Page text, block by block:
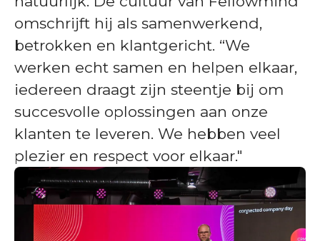
omschrijft hij als samenwerkend,
betrokken en klantgericht. “We
werken echt samen en helpen elkaar,
iedereen draagt zijn steentje bij om
succesvolle oplossingen aan onze
klanten te leveren. We hebben veel
plezier en respect voor elkaar."